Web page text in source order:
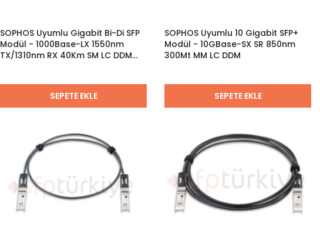
SOPHOS Uyumlu Gigabit Bi-Di SFP
Modül - 1000Base-LX 1550nm
TX/1310nm RX 40Km SM LC DDM
SEPETE EKLE
SOPHOS Uyumlu 10 Gigabit SFP+
Modül - 10GBase-SX SR 850nm
300Mt MM LC DDM
SEPETE EKLE